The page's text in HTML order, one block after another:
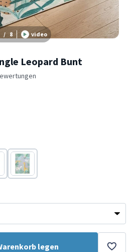
/ 8 video
Leopard Bunt
Bunt
legen